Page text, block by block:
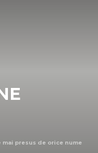
mai presus de orice nume